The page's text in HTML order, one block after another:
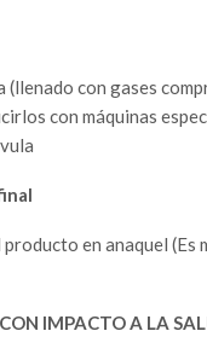
con gases
con máquinas
en anaquel (Es
IMPACTO A LA